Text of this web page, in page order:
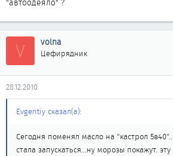
"автоодеяло" ?
V volna
Цефирядник
28.12.2010
Evgentiy сказал(а):
Сегодня поменял масло на "кастрол
стала запускаться...ну морозы покажут.